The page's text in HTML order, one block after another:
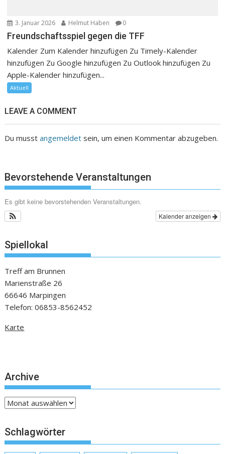
3. Januar 2026 Helmut Haben 0
Freundschaftsspiel gegen die TFF
Kalender Zum Kalender hinzufügen Zu Timely-Kalender
hinzufügen Zu Google hinzufügen Zu Outlook hinzufügen Zu
Apple-Kalender hinzufügen...
Aktuell
LEAVE A COMMENT
Du musstangemeldet sein, um einen Kommentar abzugeben.
Bevorstehende Veranstaltungen
Es gibt keine bevorstehenden Veranstaltungen.
Kalender anzeigen
Spiellokal
Treff am Brunnen
Marienstraße 26
66646 Marpingen
Telefon: 06853-8562452
Karte
Archive
Archive
Schlagwörter